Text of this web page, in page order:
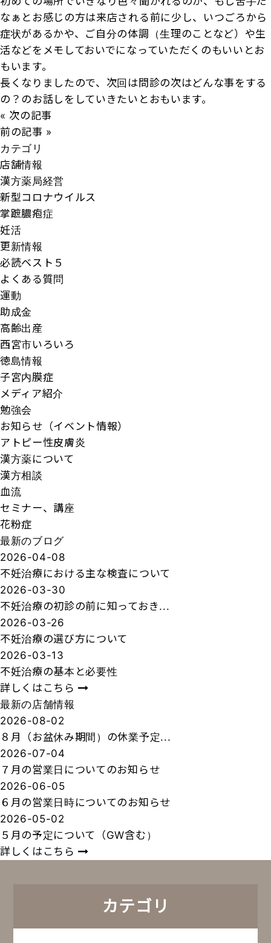
なぁとお感じの方は来店される前に少し、いつごろから
症状があるかや、ご自分の体調（生理のことなど）や生
活などをメモしておいでになっていただくのもいいとお
もいます。
長くなりましたので、次回は問診の次はどんな事をする
の？のお話しをしていきたいとおもいます。
« 次の記事
前の記事 »
カテゴリ
店舗情報
漢方薬局経営
新型コロナウイルス
掌蹠膿疱症
妊活
更新情報
必読ベスト５
よくある質問
運動
助成金
高齢出産
西宮市いろいろ
徳島情報
子宮内膜症
メディア紹介
勉強会
お知らせ（イベント情報）
アトピー性皮膚炎
漢方薬について
漢方相談
血流
セミナー、講座
花粉症
最新のブログ
2026-04-08
不妊治療における主な検査について
2026-03-30
不妊治療の初診の前に知っておき...
2026-03-26
不妊治療の選び方について
2026-03-13
不妊治療の基本と必要性
詳しくはこちら
最新の店舗情報
2026-08-02
８月（お盆休み期間）の休業予定...
2026-07-04
７月の営業日についてのお知らせ
2026-06-05
６月の営業日時についてのお知らせ
2026-05-02
５月の予定について（GW含む）
詳しくはこちら
カテゴリ